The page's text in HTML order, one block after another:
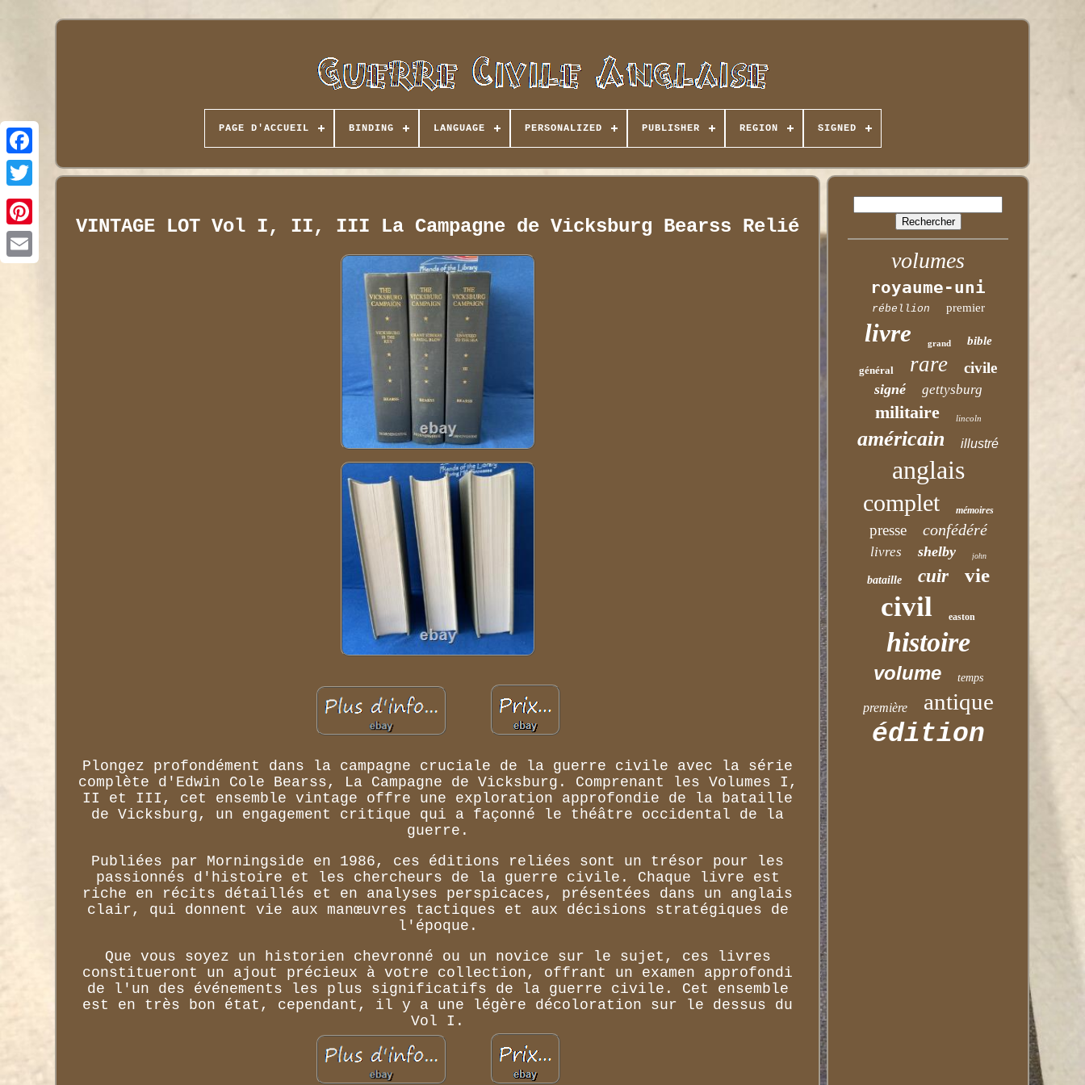
PAGE D'ACCUEIL BINDING LANGUAGE PERSONALIZED PUBLISHER REGION SIGNED
VINTAGE LOT Vol I, II, III La Campagne de Vicksburg Bearss Relié
Plongez profondément dans la campagne cruciale de la guerre civile avec la série
complète d'Edwin Cole Bearss, La Campagne de Vicksburg. Comprenant les Volumes I,
II et III, cet ensemble vintage offre une exploration approfondie de la bataille
de Vicksburg, un engagement critique qui a façonné le théâtre occidental de la
guerre.
Publiées par Morningside en 1986, ces éditions reliées sont un trésor pour les
passionnés d'histoire et les chercheurs de la guerre civile. Chaque livre est
riche en récits détaillés et en analyses perspicaces, présentées dans un anglais
clair, qui donnent vie aux manœuvres tactiques et aux décisions stratégiques de
l'époque.
Que vous soyez un historien chevronné ou un novice sur le sujet, ces livres
constitueront un ajout précieux à votre collection, offrant un examen approfondi
de l'un des événements les plus significatifs de la guerre civile. Cet ensemble
est en très bon état, cependant, il y a une légère décoloration sur le dessus du
Vol I.
volumes
royaume-uni
rébellion premier
livre grand bible
général rare civile
signé gettysburg
militaire lincoln
américain illustré
anglais
complet mémoires
presse confédéré
livres shelby john
bataille cuir vie
civil easton
histoire
volume temps
première antique
édition